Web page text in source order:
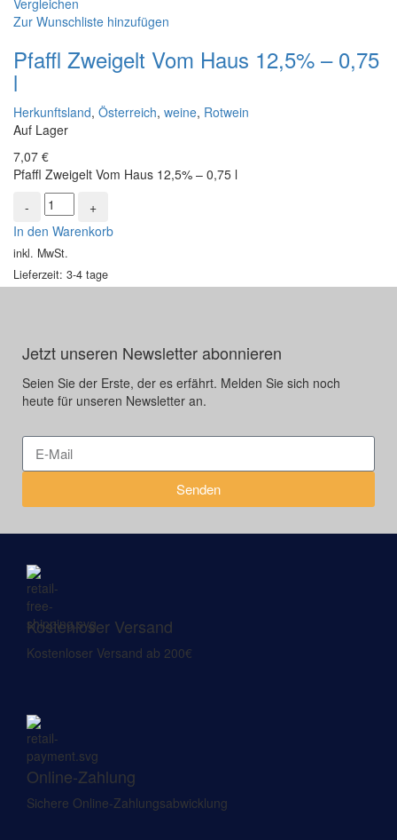
Zur Wunschliste hinzufügen
Pfaffl Zweigelt Vom Haus 12,5% – 0,75
l
Herkunftsland, Österreich, weine, Rotwein
Auf Lager
7,07 €
Pfaffl Zweigelt Vom Haus 12,5% – 0,75 l
In den Warenkorb
inkl. MwSt.
Lieferzeit: 3-4 tage
Jetzt unseren Newsletter abonnieren
Seien Sie der Erste, der es erfährt. Melden Sie sich noch
heute für unseren Newsletter an.
Senden
Kostenloser Versand
Kostenloser Versand ab 200€
Online-Zahlung
Sichere Online-Zahlungsabwicklung